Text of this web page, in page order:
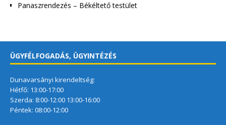
Panaszrendezés – Békéltető testület
ÜGYFÉLFOGADÁS, ÜGYINTÉZÉS
Dunavarsányi kirendeltség:
Hétfő: 13:00-17:00
Szerda: 8:00-12:00 13:00-16:00
Péntek: 08:00-12:00